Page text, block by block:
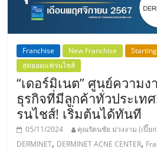
แฟ
รน
ไชส์
ขาย
Franchise New Franchise
สุดยอดแฟรนไชส์
“เดอร์มิเนต” ศูนย์ความ
ธุรกิจที่มีลูกค้าทั่วประเท
รนไชส์! เริ่มต้นได้ทันที
05/11/2024 คุณรัตนชัย ม่วงงาม (เปี๊ย
DERMINET, DERMINET ACNE CENTER,